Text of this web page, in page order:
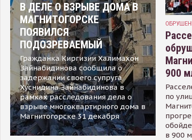
В ДЕЛЕ О ВЗРЫВЕ ДОМА В
МАГНИТОГОРСКЕ
ПОЯВИЛСЯ
ПОДОЗРЕВАЕМЫЙ
Гражданка Киргизии Халимахон
Зайнабидинова сообщила о
задержании своего супруга
Хуснидина Зайнабидинова в
рамках расследования дела о
взрыве многоквартирного дома в
Магнитогорске 31 декабря
900
по
в 900